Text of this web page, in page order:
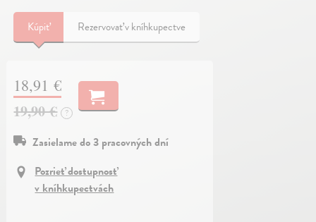
Kúpiť Rezervovať v kníhkupectve
18,91 €
19,90 €
?
Zasielame do 3 pracovných dní
Pozrieť dostupnosť
v kníhkupectvách